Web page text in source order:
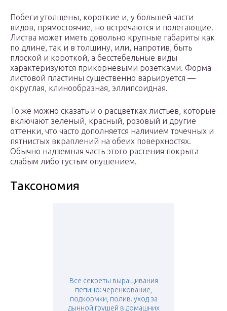
Побеги утолщены, короткие и, у большей части
видов, прямостоячие, но встречаются и полегающие.
Листва может иметь довольно крупные габариты как
по длине, так и в толщину, или, напротив, быть
плоской и короткой, а бесстебельные виды
характеризуются прикорневыми розетками. Форма
листовой пластины существенно варьируется —
округлая, клинообразная, эллипсоидная.
То же можно сказать и о расцветках листьев, которые
включают зеленый, красный, розовый и другие
оттенки, что часто дополняется наличием точечных и
пятнистых вкраплений на обеих поверхностях.
Обычно надземная часть этого растения покрыта
слабым либо густым опушением.
Таксономия
Все секреты выращивания
пепино: черенкование,
подкормки, полив. уход за
дынной грушей в домашних